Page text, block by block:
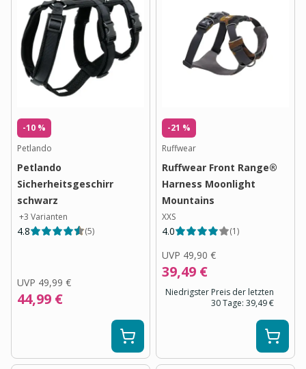
-10 %
Petlando
Petlando
Sicherheitsgeschirr
schwarz
+3 Varianten
4.8 (5)
UVP 49,99 €
44,99 €
-21 %
Ruffwear
Ruffwear Front Range®
Harness Moonlight
Mountains
XXS
4.0 (1)
UVP 49,90 €
39,49 €
Niedrigster Preis der letzten
30 Tage: 39,49 €